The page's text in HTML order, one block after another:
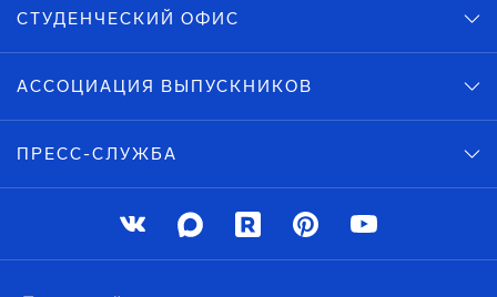
СТУДЕНЧЕСКИЙ ОФИС
АССОЦИАЦИЯ ВЫПУСКНИКОВ
ПРЕСС-СЛУЖБА